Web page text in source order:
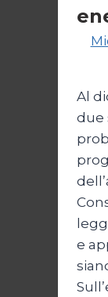
Al
due
e